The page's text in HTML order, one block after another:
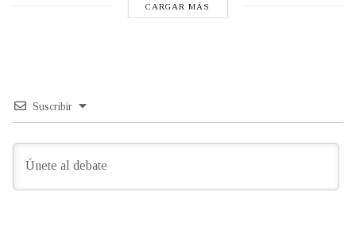
CARGAR MÁS
Suscribir